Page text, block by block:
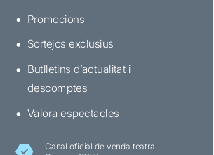
Promocions
Sortejos exclusius
Butlletins d’actualitat i
descomptes
Valora espectacles
Canal oficial de venda teatral